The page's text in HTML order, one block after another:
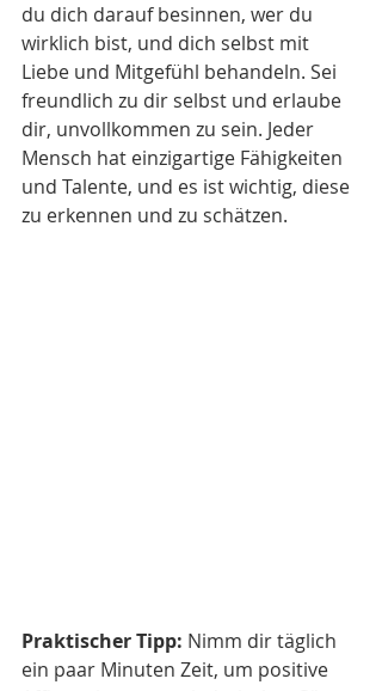
du dich darauf besinnen, wer du
wirklich bist, und dich selbst mit
Liebe und Mitgefühl behandeln. Sei
freundlich zu dir selbst und erlaube
dir, unvollkommen zu sein. Jeder
Mensch hat einzigartige Fähigkeiten
und Talente, und es ist wichtig, diese
zu erkennen und zu schätzen.
Praktischer Tipp: Nimm dir täglich
ein paar Minuten Zeit, um positive